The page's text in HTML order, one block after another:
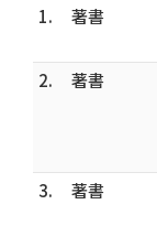
1.
著書
2.
著書
3.
著書